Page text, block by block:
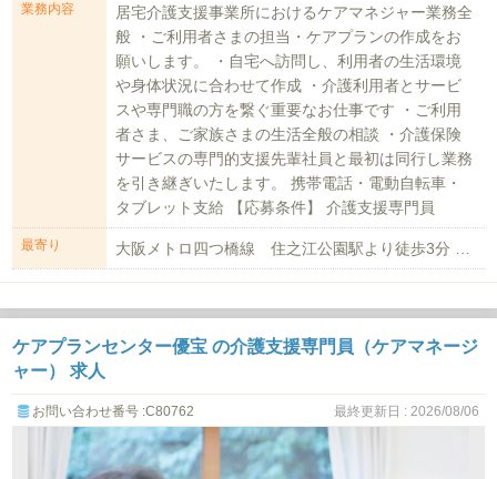
業務内容
居宅介護支援事業所におけるケアマネジャー業務全
般 ・ご利用者さまの担当・ケアプランの作成をお
願いします。 ・自宅へ訪問し、利用者の生活環境
や身体状況に合わせて作成 ・介護利用者とサービ
スや専門職の方を繋ぐ重要なお仕事です ・ご利用
者さま、ご家族さまの生活全般の相談 ・介護保険
サービスの専門的支援先輩社員と最初は同行し業務
を引き継ぎいたします。 携帯電話・電動自転車・
タブレット支給 【応募条件】 介護支援専門員
最寄り 大阪メトロ四つ橋線 住之江公園駅より徒歩3分 電車通勤の場合、最寄り駅に駐輪...
ケアプランセンター優宝 の介護支援専門員（ケアマネージ
ャー） 求人
お問い合わせ番号 :C80762 最終更新日 : 2026/08/06